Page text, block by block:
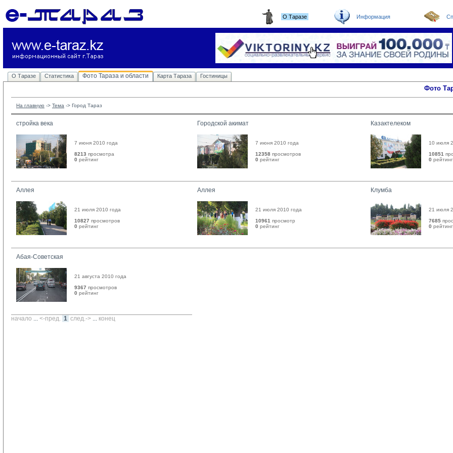
О Таразе Информация
О Таразе Статистика Фото Тараза и области Карта Тараза Гостиницы
Фото
На главную -> Тема -> Город Тараз
стройка века
7 июня 2010 года
8213 просмотра
0 рейтинг
Городской акимат
7 июня 2010 года
12358 просмотров
0 рейтинг
Казактелеком
10 июля
10851
0 рейтинг
Аллея
21 июля 2010 года
10827 просмотров
0 рейтинг
Аллея
21 июля 2010 года
10961 просмотр
0 рейтинг
Клумба
21 июля
7685
0 рейтинг
Абая-Советская
21 августа 2010 года
9367 просмотров
0 рейтинг
начало ... <-пред. 1 след.-> ... конец